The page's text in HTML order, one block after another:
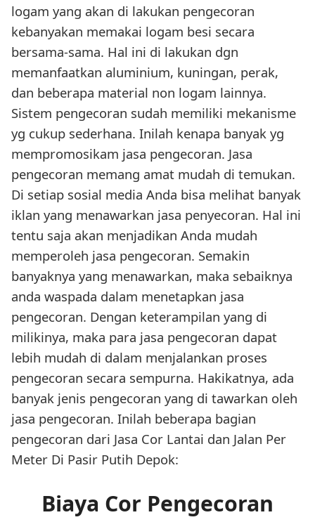
logam yang akan di lakukan pengecoran
kebanyakan memakai logam besi secara
bersama-sama. Hal ini di lakukan dgn
memanfaatkan aluminium, kuningan, perak,
dan beberapa material non logam lainnya.
Sistem pengecoran sudah memiliki mekanisme
yg cukup sederhana. Inilah kenapa banyak yg
mempromosikam jasa pengecoran. Jasa
pengecoran memang amat mudah di temukan.
Di setiap sosial media Anda bisa melihat banyak
iklan yang menawarkan jasa penyecoran. Hal ini
tentu saja akan menjadikan Anda mudah
memperoleh jasa pengecoran. Semakin
banyaknya yang menawarkan, maka sebaiknya
anda waspada dalam menetapkan jasa
pengecoran. Dengan keterampilan yang di
milikinya, maka para jasa pengecoran dapat
lebih mudah di dalam menjalankan proses
pengecoran secara sempurna. Hakikatnya, ada
banyak jenis pengecoran yang di tawarkan oleh
jasa pengecoran. Inilah beberapa bagian
pengecoran dari Jasa Cor Lantai dan Jalan Per
Meter Di Pasir Putih Depok:
Biaya Cor Pengecoran